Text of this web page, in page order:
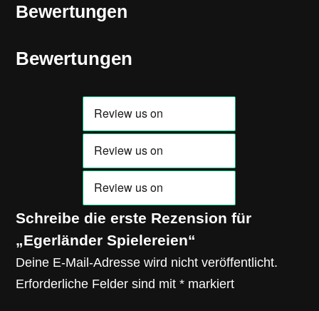
Bewertungen
Bewertungen
Schreibe die erste Rezension für
„Egerländer Spielereien“
Deine E-Mail-Adresse wird nicht veröffentlicht.
Erforderliche Felder sind mit* markiert